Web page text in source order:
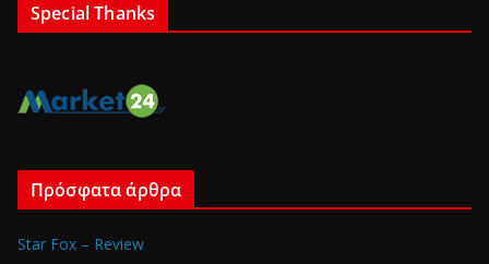
Special Thanks
Πρόσφατα άρθρα
Star Fox – Review